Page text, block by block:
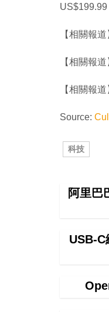
US$199.99
【相關報道
【相關報道
【相關報道
Source:
科技
阿里巴
USB-